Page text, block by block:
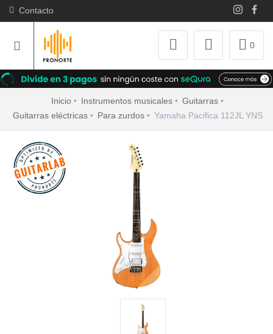
Contacto
0
Inicio Instrumentos musicales
Guitarras
Guitarras eléctricas
Para zurdos Yamaha Pacifica 112JL YNS